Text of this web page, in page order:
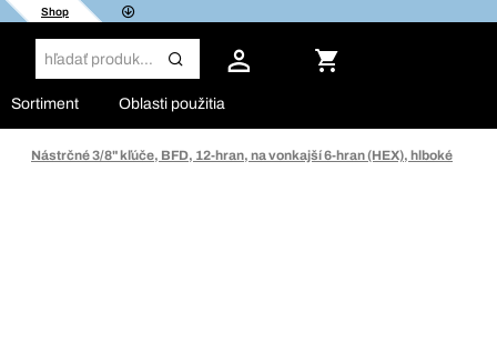
Shop
Sortiment Oblasti použitia
Nástrčné 3/8" kľúče, BFD, 12-hran, na vonkajší 6-hran (HEX), hlboké